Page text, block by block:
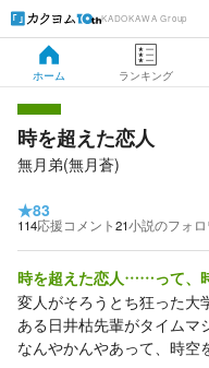
KADOKAWA Group
ホーム ランキング
時を超えた恋人
無月弟(無月蒼)
★83
114応援コメント21小説のフォ
時を超えた恋人……って、
変人がそろうとち狂った大
ある日井枯先輩がタイムマ
なんやかんやあって、時